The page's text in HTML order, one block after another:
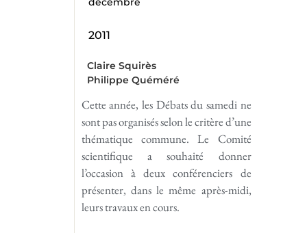
2011
Claire Squirès
Philippe Quéméré
Cette année, les Débats du samedi ne
sont pas organisés selon le critère d’une
thématique commune. Le Comité
scientifique a souhaité donner
l’occasion à deux conférenciers de
présenter, dans le même après-midi,
leurs travaux en cours.